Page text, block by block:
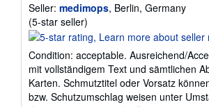
Seller: medimops, Berlin, Germany
(5-star seller)
rating
out
of
5
Condition: acceptable. Ausreichend/
mit vollständigem Text und sämtlichen
Karten. Schmutztitel oder Vorsatz
bzw. Schutzumschlag weisen unter